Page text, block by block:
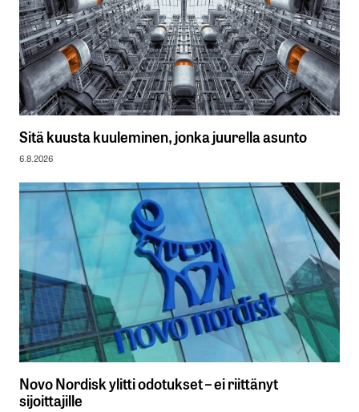
Sitä kuusta kuuleminen, jonka juurella asunto
6.8.2026
Novo Nordisk ylitti odotukset – ei riittänyt
sijoittajille